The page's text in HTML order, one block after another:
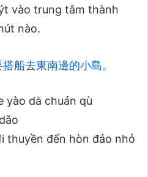
vào trung tâm thành
nào.
船去東南邊的小島。
yào dā chuán qù
thuyền đến hòn đảo nhỏ